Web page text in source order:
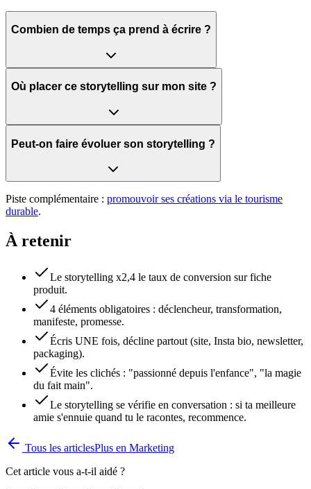
Combien de temps ça prend à écrire ?
Où placer ce storytelling sur mon site ?
Peut-on faire évoluer son storytelling ?
Piste complémentaire : promouvoir ses créations via le tourisme
durable.
À retenir
Le storytelling x2,4 le taux de conversion sur fiche
produit.
4 éléments obligatoires : déclencheur, transformation,
manifeste, promesse.
Écris UNE fois, décline partout (site, Insta bio, newsletter,
packaging).
Évite les clichés : "passionné depuis l'enfance", "la magie
du fait main".
Le storytelling se vérifie en conversation : si ta meilleure
amie s'ennuie quand tu le racontes, recommence.
Tous les articlesPlus en Marketing
Cet article vous a-t-il aidé ?